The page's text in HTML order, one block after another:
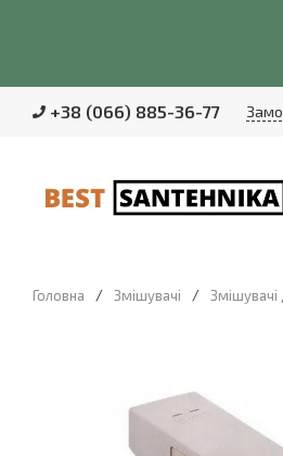
+38 (066) 885-36-77
Головна / Змішувачі /